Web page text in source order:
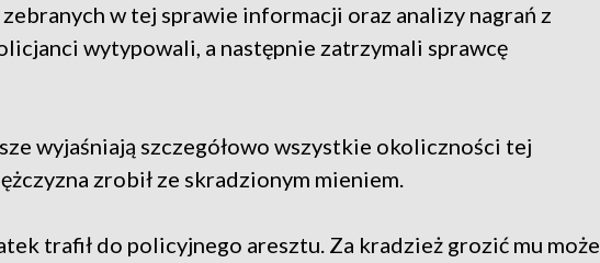
w tej sprawie informacji oraz analizy nagrań z
wytypowali, a następnie zatrzymali sprawcę
wyjaśniają szczegółowo wszystkie okoliczności tej
zrobił ze skradzionym mieniem.
trafił do policyjnego aresztu. Za kradzież grozić mu może